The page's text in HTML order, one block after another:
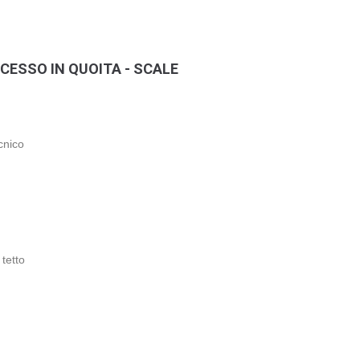
IN QUOITA - SCALE